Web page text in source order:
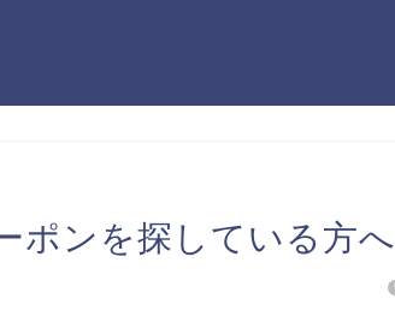
ポンを探している方へ